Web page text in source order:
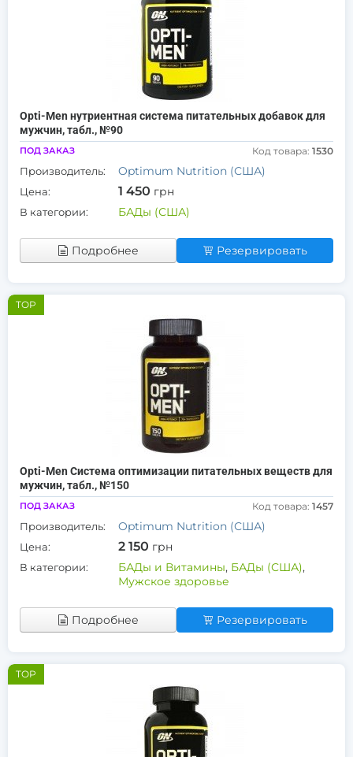
Opti-Men нутриентная система питательных добавок для
мужчин, табл., №90
ПОД ЗАКАЗ Код товара: 1530
Производитель: Optimum Nutrition (США)
Цена: 1 450 грн
В категории: БАДы (США)
Подробнее Резервировать
TOP
Opti-Men Система оптимизации питательных веществ для
мужчин, табл., №150
ПОД ЗАКАЗ Код товара: 1457
Производитель: Optimum Nutrition (США)
Цена: 2 150 грн
В категории: БАДы и Витамины, БАДы (США),
Мужское здоровье
Подробнее Резервировать
TOP